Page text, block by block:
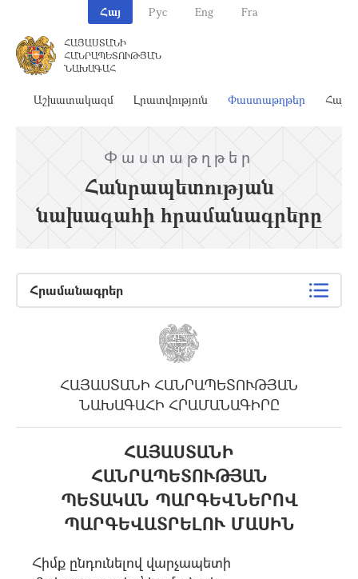
Հայ Рус Eng Fra
ՀԱՅԱՍՏԱՆԻ
ՀԱՆՐԱՊԵՏՈՒԹՅԱՆ
ՆԱԽԱԳԱՀ
Աշխատակազմ Լրատվություն Փաստաթղթեր
Փաստաթղթեր
Հանրապետության
նախագահի հրամանագրերը
Հրամանագրեր
ՀԱՅԱՍՏԱՆԻ ՀԱՆՐԱՊԵՏՈՒԹՅԱՆ
ՆԱԽԱԳԱՀԻ ՀՐԱՄԱՆԱԳԻՐԸ
ՀԱՅԱՍՏԱՆԻ
ՀԱՆՐԱՊԵՏՈՒԹՅԱՆ
ՊԵՏԱԿԱՆ ՊԱՐԳԵՎՆԵՐՈՎ
ՊԱՐԳԵՎԱՏՐԵԼՈՒ ՄԱՍԻՆ
Հիմք ընդունելով վարչապետի